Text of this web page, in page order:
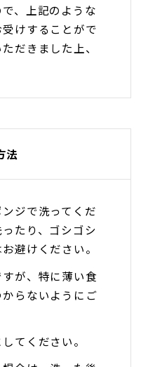
、上記のような
けすることがで
だきました上、
法
ジで洗ってくだ
たり、ゴシゴシ
避けください。
が、特に薄い食
らないようにご
てください。